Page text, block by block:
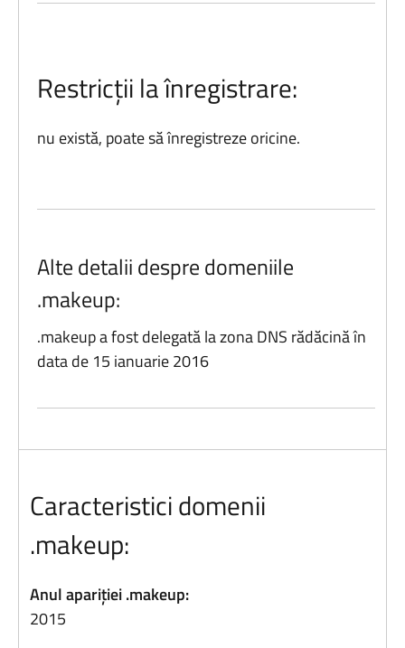
Restricții la înregistrare:
nu există, poate să înregistreze oricine.
Alte detalii despre domeniile
.makeup:
.makeup a fost delegată la zona DNS rădăcină în
data de 15 ianuarie 2016
Caracteristici domenii
.makeup:
Anul apariției .makeup:
2015